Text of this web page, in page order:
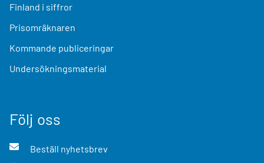
Finland i siffror
Prisomräknaren
Kommande publiceringar
Undersökningsmaterial
Följ oss
Beställ nyhetsbrev